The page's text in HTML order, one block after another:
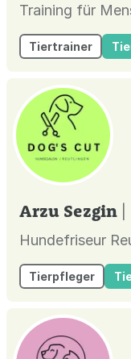
Training für
Tiertrainer
Arzu Sezgin
Hundefriseur
Tierpfleger